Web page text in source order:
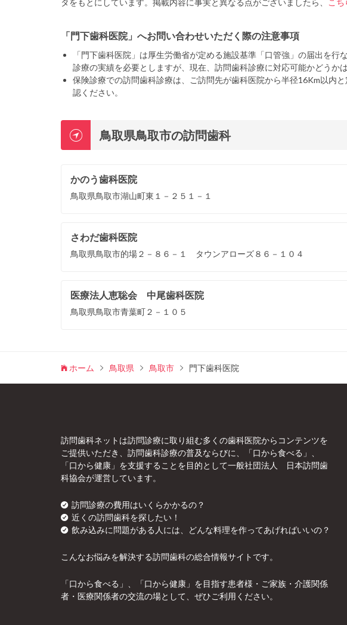
タをもとにしています。掲載内容に事実と異なる点がございましたら、
こち
「門下歯科医院」へお問い合わせいただく際の注意事項
「門下歯科医院」は厚生労働省が定める施設基準「口管強」の届出を行
診療の実績を必要としますが、現在、訪問歯科診療に対応可能かどうか
保険診療での訪問歯科診療は、ご訪問先が歯科医院から半径16Km以内
認ください。
鳥取県鳥取市の訪問歯科
かのう歯科医院
鳥取県鳥取市湖山町東１－２５１－１
さわだ歯科医院
鳥取県鳥取市的場２－８６－１ タウンアローズ８６－１０４
医療法人恵聡会 中尾歯科医院
鳥取県鳥取市青葉町２－１０５
ホーム 鳥取県 鳥取市 門下歯科医院
訪問歯科ネットは訪問診療に取り組む多くの歯科医院からコンテンツを
ご提供いただき、訪問歯科診療の普及ならびに、「口から食べる」、
「口から健康」を支援することを目的として一般社団法人 日本訪問歯
科協会が運営しています。
訪問診療の費用はいくらかかるの？
近くの訪問歯科を探したい！
飲み込みに問題がある人には、どんな料理を作ってあげればいいの？
こんなお悩みを解決する訪問歯科の総合情報サイトです。
「口から食べる」、「口から健康」を目指す患者様・ご家族・介護関係
者・医療関係者の交流の場として、ぜひご利用ください。